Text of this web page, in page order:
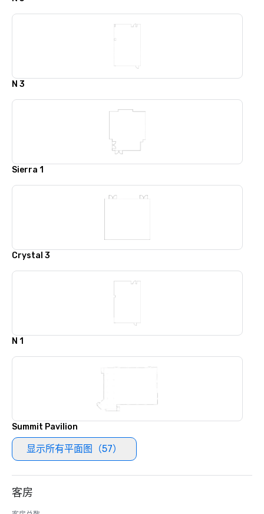
N 3
Sierra 1
Crystal 3
N 1
Summit Pavilion
显示所有平面图（57）
客房